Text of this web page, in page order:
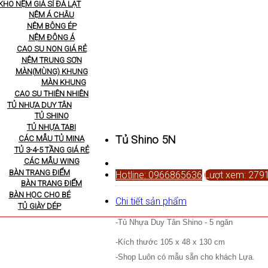
NỆM GIÁ SỈ ĐÀ LẠT
NỆM Á CHÂU
NỆM BÔNG ÉP
NỆM ĐÔNG Á
CAO SU NON GIÁ RẺ
NỆM TRUNG SƠN
MÀN(MÙNG) KHUNG
MÀN KHUNG
CAO SU THIÊN NHIÊN
TỦ NHỰA DUY TÂN
TỦ SHINO
TỦ NHỰA TABI
CÁC MẪU TỦ MINA
TỦ 3-4-5 TẦNG GIÁ RẺ
CÁC MẪU WING
BÀN TRANG ĐIỂM
BÀN TRANG ĐIỂM
BÀN HỌC CHO BÉ
TỦ GIÀY DÉP
Tủ Shino 5N
Hotline: 0966865636 Lượt xem:
Chi tiết sản phẩm
-Tủ Nhựa Duy Tân Shino - 5 ngăn
-Kích thước 105 x 48 x 130 cm
-Shop Luôn có mẫu sẵn cho khách Lựa.